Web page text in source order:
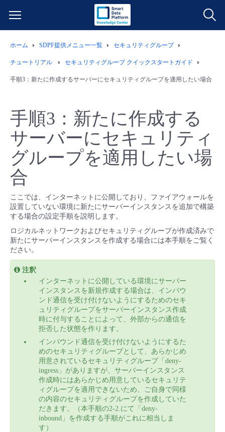
サービス一覧
データ利活用
ネットワーク
IoT
モニタリング/監査
すべてのメニューを見る
よくある質問
クラウド/サーバー
ネットワーク
モニタリング/監査
管理機能
すべてのメニューを見る
料金情報
料金シミュレーター
データ利活用
クラウド/サーバー
ネットワーク
モニタリング/監査
サポート
すべてのメニューを見る
ご利用開始ガイド
■ 管理機能
■ セットアップガイド
- 初期設定・確認
- ユーザー機能の管理
- 登録情報の管理
- APIリファレンス
■ 基本構築ガイド
ユースケース
- バックアップ
- セキュリティ・監査
- データと分析
- マルチクラウド利用
- リモートワーク
- ITインフラストラクチャー
- その他
故障/メンテナンス情報
サービス稼働状況
メンテナンス予定
定期メンテナンス
パートナー
販売パートナー向けプログラム
協業パートナー
トレーニング/操作動画
脱炭素化
ホーム SDPF提供メニュー一覧 セキュリティグループ
チュートリアル セキュリティグループ クイックスタートガイド
手順3：新たに作成するサーバーにセキュリティグループを適用したい場合
手順3：新たに作成する
サーバーにセキュリティ
グループを適用したい場
合
ここでは、インターネットに公開しており、ファイアウォールを
設置していない環境に新たにサーバーインスタンスを追加で構築
する場合の設定手順を説明します。
ロジカルネットワークおよびセキュリティグループが作成済みで
新たにサーバーインスタンスを作成する場合には本手順をご覧く
ださい。
注釈
インターネットに公開している環境にサーバー
インスタンスを新規作成する場合は、インバウ
ンド通信を受け付けないようにするためのセキ
ュリティグループをサーバーインスタンス作成
時に付与することによって、外部からの通信を
拒否した状態を作ります。
インバウンド通信を受け付けないようにするた
めのセキュリティグループとして、あらかじめ
用意されているセキュリティグループ「deny-
ingress」がありますが、サーバーインスタンス
作成時にはあらかじめ用意しているセキュリテ
ィグループを適用できないため、ご自身で同様
の内容のセキュリティグループを作成していた
だきます。（本手順の2-2.にて「deny-
inbound」を作成する手順がこれに相当しま
す）